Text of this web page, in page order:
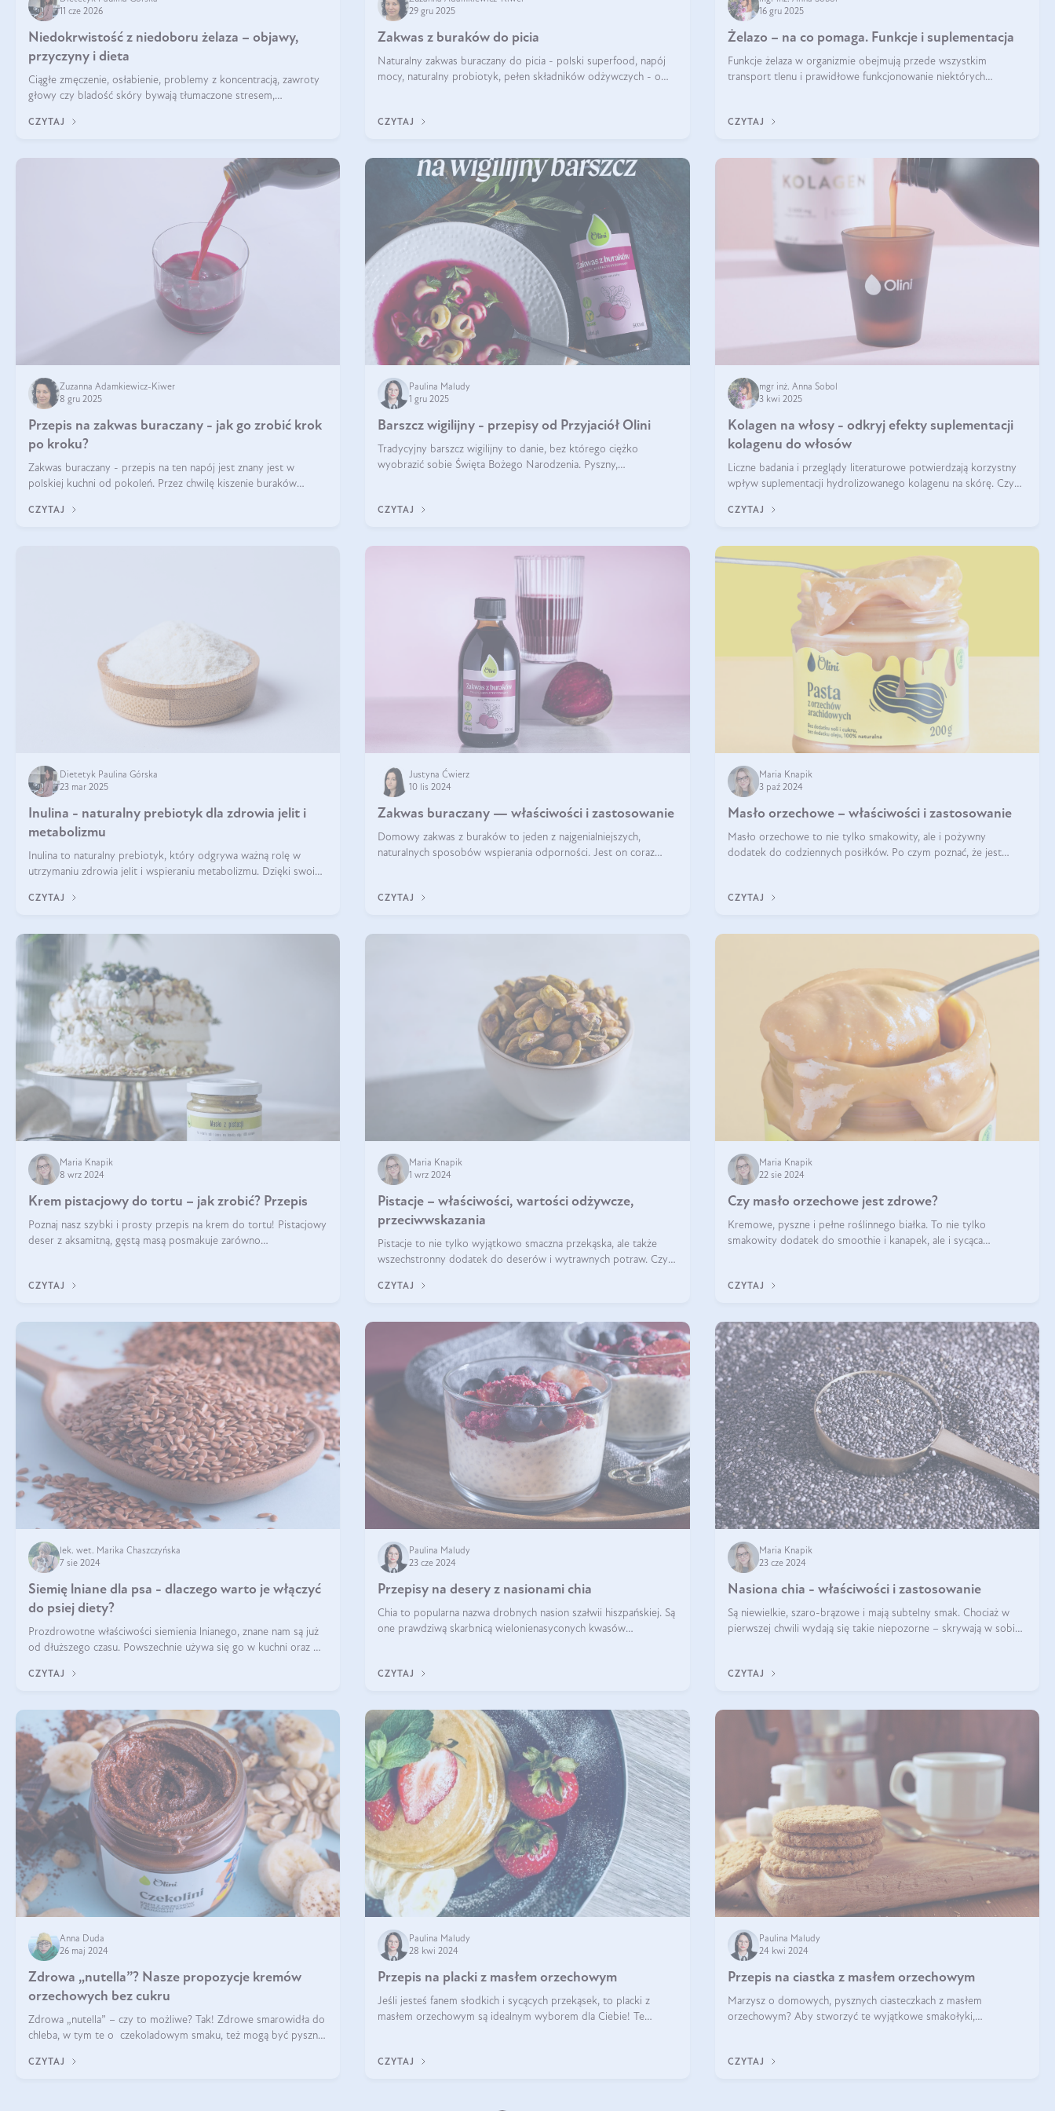
11 cze 2026
Niedokrwistość z niedoboru żelaza – objawy,
przyczyny i dieta
Ciągłe zmęczenie, osłabienie, problemy z koncentracją, zawroty
głowy czy bladość skóry bywają tłumaczone stresem,
może być niedokrwistość z niedoboru żelaza.
CZYTAJ
29 gru 2025
Zakwas z buraków do picia
Naturalny zakwas buraczany do picia - polski superfood, napój
mocy, naturalny probiotyk, pełen składników odżywczych - o
CZYTAJ
16 gru 2025
Żelazo – na co pomaga. Funkcje i suplementacja
Funkcje żelaza w organizmie obejmują przede wszystkim
transport tlenu i prawidłowe funkcjonowanie niektórych
etapie życia.
CZYTAJ
Zuzanna Adamkiewicz-Kiwer
8 gru 2025
Przepis na zakwas buraczany - jak go zrobić krok
po kroku?
Zakwas buraczany - przepis na ten napój jest znany jest w
polskiej kuchni od pokoleń. Przez chwilę kiszenie buraków
na fali popularności na
CZYTAJ
Paulina Maludy
1 gru 2025
Barszcz wigilijny - przepisy od Przyjaciół Olini
Tradycyjny barszcz wigilijny to danie, bez którego ciężko
wyobrazić sobie Święta Bożego Narodzenia. Pyszny,
CZYTAJ
mgr inż. Anna Sobol
3 kwi 2025
Kolagen na włosy - odkryj efekty suplementacji
kolagenu do włosów
Liczne badania i przeglądy literaturowe potwierdzają korzystny
wpływ suplementacji hydrolizowanego kolagenu na skórę. Czy
CZYTAJ
Dietetyk Paulina Górska
23 mar 2025
Inulina - naturalny prebiotyk dla zdrowia jelit i
metabolizmu
Inulina to naturalny prebiotyk, który odgrywa ważną rolę w
utrzymaniu zdrowia jelit i wspieraniu metabolizmu. Dzięki swoim
jelitowych, co ma pozy
CZYTAJ
Justyna Ćwierz
10 lis 2024
Zakwas buraczany — właściwości i zastosowanie
Domowy zakwas z buraków to jeden z najgenialniejszych,
naturalnych sposobów wspierania odporności. Jest on coraz
CZYTAJ
Maria Knapik
3 paź 2024
Masło orzechowe – właściwości i zastosowanie
Masło orzechowe to nie tylko smakowity, ale i pożywny
dodatek do codziennych posiłków. Po czym poznać, że jest
CZYTAJ
Maria Knapik
8 wrz 2024
Krem pistacjowy do tortu – jak zrobić? Przepis
Poznaj nasz szybki i prosty przepis na krem do tortu! Pistacjowy
deser z aksamitną, gęstą masą posmakuje zarówno
CZYTAJ
Maria Knapik
1 wrz 2024
Pistacje – właściwości, wartości odżywcze,
przeciwwskazania
Pistacje to nie tylko wyjątkowo smaczna przekąska, ale także
wszechstronny dodatek do deserów i wytrawnych potraw. Czy
każdy może się ni
CZYTAJ
Maria Knapik
22 sie 2024
Czy masło orzechowe jest zdrowe?
Kremowe, pyszne i pełne roślinnego białka. To nie tylko
smakowity dodatek do smoothie i kanapek, ale i sycąca
CZYTAJ
lek. wet. Marika Chaszczyńska
7 sie 2024
Siemię lniane dla psa - dlaczego warto je włączyć
do psiej diety?
Prozdrowotne właściwości siemienia lnianego, znane nam są już
od dłuższego czasu. Powszechnie używa się go w kuchni oraz w
właściwości odn
CZYTAJ
Paulina Maludy
23 cze 2024
Przepisy na desery z nasionami chia
Chia to popularna nazwa drobnych nasion szałwii hiszpańskiej. Są
one prawdziwą skarbnicą wielonienasyconych kwasów
CZYTAJ
Maria Knapik
23 cze 2024
Nasiona chia - właściwości i zastosowanie
Są niewielkie, szaro-brązowe i mają subtelny smak. Chociaż w
pierwszej chwili wydają się takie niepozorne – skrywają w sobie
CZYTAJ
Anna Duda
26 maj 2024
Zdrowa „nutella”? Nasze propozycje kremów
orzechowych bez cukru
Zdrowa „nutella” – czy to możliwe? Tak! Zdrowe smarowidła do
chleba, w tym te o czekoladowym smaku, też mogą być pyszne.
CZYTAJ
Paulina Maludy
28 kwi 2024
Przepis na placki z masłem orzechowym
Jeśli jesteś fanem słodkich i sycących przekąsek, to placki z
masłem orzechowym są idealnym wyborem dla Ciebie! Te
CZYTAJ
Paulina Maludy
24 kwi 2024
Przepis na ciastka z masłem orzechowym
Marzysz o domowych, pysznych ciasteczkach z masłem
orzechowym? Aby stworzyć te wyjątkowe smakołyki,
CZYTAJ